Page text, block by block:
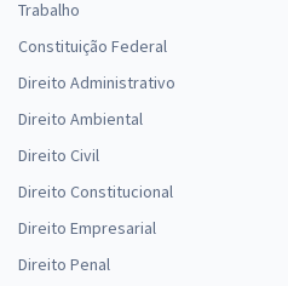
Trabalho
Constituição Federal
Direito Administrativo
Direito Ambiental
Direito Civil
Direito Constitucional
Direito Empresarial
Direito Penal